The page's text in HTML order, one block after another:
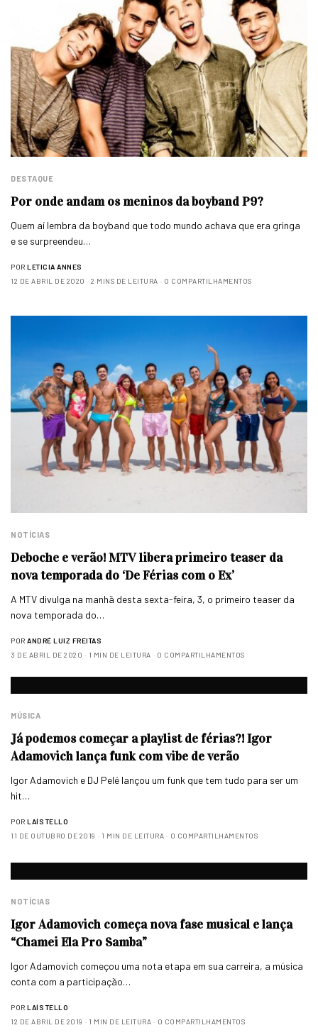
DESTAQUE
Por onde andam os meninos da boyband P9?
Quem aí lembra da boyband que todo mundo achava que era gringa
e se surpreendeu…
POR LETICIA ANNES
12 DE ABRIL DE 2020
2 MINS DE LEITURA 0 COMPARTILHAMENTOS
NOTÍCIAS
Deboche e verão! MTV libera primeiro teaser da
nova temporada do ‘De Férias com o Ex’
A MTV divulga na manhã desta sexta-feira, 3, o primeiro teaser da
nova temporada do…
POR ANDRÉ LUIZ FREITAS
3 DE ABRIL DE 2020
1 MIN DE LEITURA 0 COMPARTILHAMENTOS
MÚSICA
Já podemos começar a playlist de férias?! Igor
Adamovich lança funk com vibe de verão
Igor Adamovich e DJ Pelé lançou um funk que tem tudo para ser um
hit…
POR LAÍS TELLO
11 DE OUTUBRO DE 2019
1 MIN DE LEITURA 0 COMPARTILHAMENTOS
NOTÍCIAS
Igor Adamovich começa nova fase musical e lança
“Chamei Ela Pro Samba”
Igor Adamovich começou uma nota etapa em sua carreira, a música
conta com a participação…
POR LAÍS TELLO
12 DE ABRIL DE 2019
1 MIN DE LEITURA 0 COMPARTILHAMENTOS